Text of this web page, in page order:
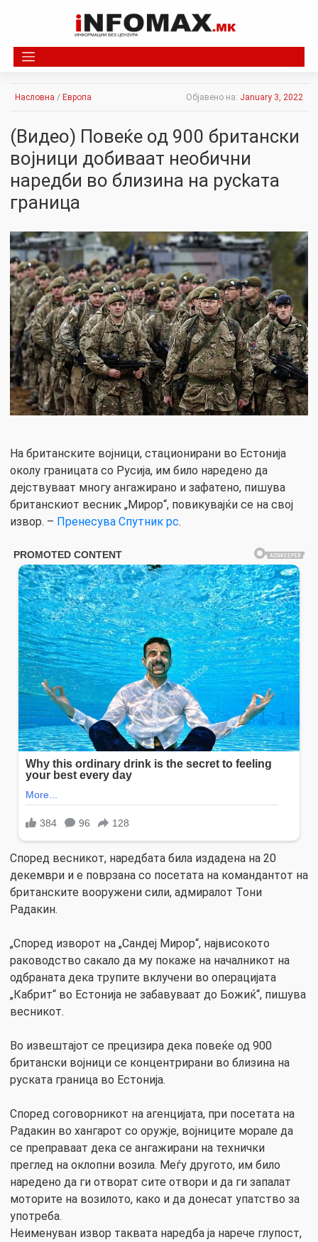
Насловна / Европа Објавено на: January 3, 2022
(Видео) Повеќе од 900 британски
вojници добиваат необични
наредби во близина на рyckaтa
грaницa
На британските војници, стационирани во Естонија
околу границата со Русија, им било наредено да
дејствуваат многу ангажирано и зафатено, пишува
британскиот весник „Мирор“, повикувајќи се на свој
извор. – Пренесува Спутник рс.
Според весникот, наредбата била издадена на 20
декември и е поврзана со посетата на командантот на
британските вооружени сили, адмиралот Тони
Радакин.
„Според изворот на „Сандеј Мирор“, највисокото
раководство сакало да му покаже на началникот на
одбраната дека трупите вклучени во операцијата
„Кабрит“ во Естонија не забавуваат до Божиќ“, пишува
весникот.
Во извештајот се прецизира дека повеќе од 900
британски војници се концентрирани во близина на
руската граница во Естонија.
Според соговорникот на агенцијата, при посетата на
Радакин во хангарот со оружје, војниците морале да
се преправаат дека се ангажирани на технички
преглед на оклопни возила. Меѓу другото, им било
наредено да ги отворат сите отвори и да ги запалат
моторите на возилото, како и да донесат упатство за
употреба.
Неименуван извор таквата наредба ја нарече глупост,